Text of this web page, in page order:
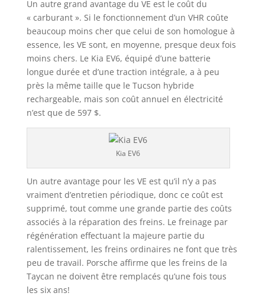
Un autre grand avantage du VE est le coût du
« carburant ». Si le fonctionnement d’un VHR coûte
beaucoup moins cher que celui de son homologue à
essence, les VE sont, en moyenne, presque deux fois
moins chers. Le Kia EV6, équipé d’une batterie
longue durée et d’une traction intégrale, a à peu
près la même taille que le Tucson hybride
rechargeable, mais son coût annuel en électricité
n’est que de 597 $.
Kia EV6
Un autre avantage pour les VE est qu’il n’y a pas
vraiment d’entretien périodique, donc ce coût est
supprimé, tout comme une grande partie des coûts
associés à la réparation des freins. Le freinage par
régénération effectuant la majeure partie du
ralentissement, les freins ordinaires ne font que très
peu de travail. Porsche affirme que les freins de la
Taycan ne doivent être remplacés qu’une fois tous
les six ans!